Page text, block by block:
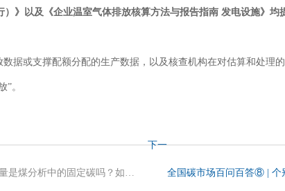
）》以及《企业温室气体排放核算方法与报告指南 发电设施》
据或支撑配额分配的生产数据，以及核查机构在对估算和处理
”。
全国碳市场百问百答⑥ | 燃煤的收到基元素碳含量是煤分析中的固定碳吗？如果企业有固定碳的值，可以替代吗？
下一